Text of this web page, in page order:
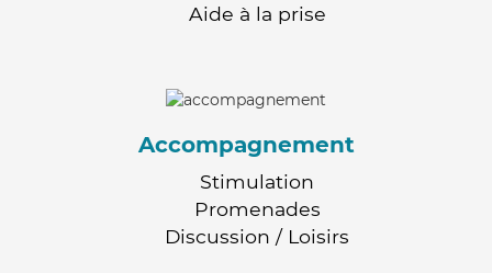
Aide à la prise
Accompagnement
Stimulation
Promenades
Discussion / Loisirs